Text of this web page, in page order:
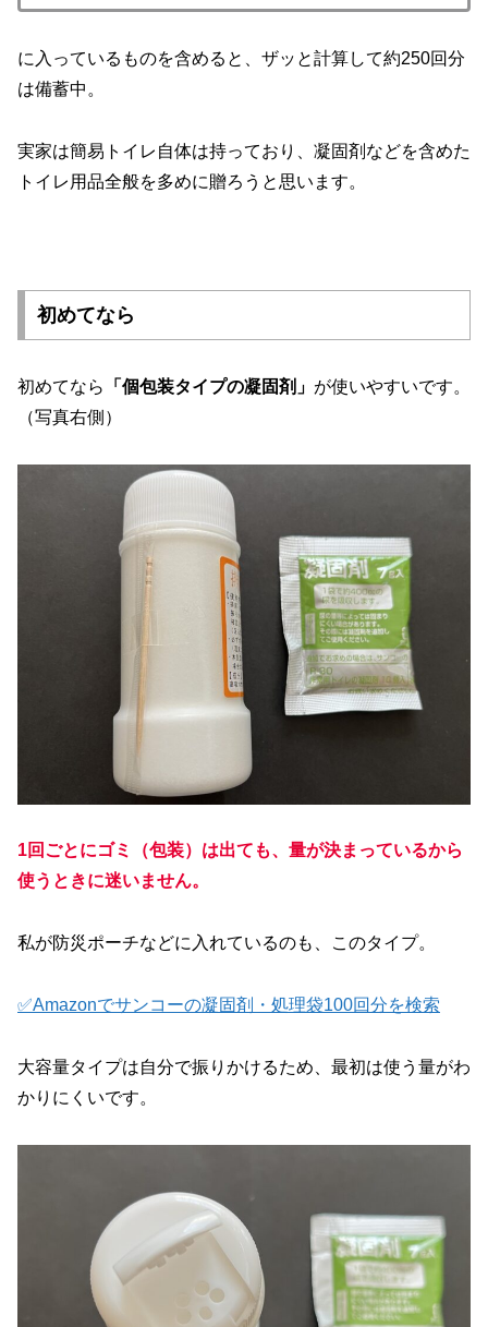
に入っているものを含めると、ザッと計算して約250回分
は備蓄中。
実家は簡易トイレ自体は持っており、凝固剤などを含めた
トイレ用品全般を多めに贈ろうと思います。
初めてなら
初めてなら 「個包装タイプの凝固剤」 が使いやすいです。
（写真右側）
1回ごとにゴミ（包装）は出ても、量が決まっているから
使うときに迷いません。
私が防災ポーチなどに入れているのも、このタイプ。
✅Amazonでサンコーの凝固剤・処理袋100回分を検索
大容量タイプは自分で振りかけるため、最初は使う量がわ
かりにくいです。